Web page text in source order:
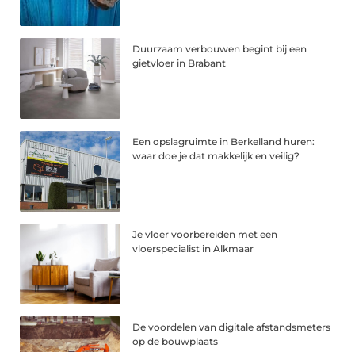
Duurzaam verbouwen begint bij een
gietvloer in Brabant
Een opslagruimte in Berkelland huren:
waar doe je dat makkelijk en veilig?
Je vloer voorbereiden met een
vloerspecialist in Alkmaar
De voordelen van digitale afstandsmeters
op de bouwplaats